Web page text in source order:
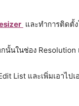
และทำการติดตั้
นั้นในช่อง Resolution
List และเพิ่มเอาไปเ